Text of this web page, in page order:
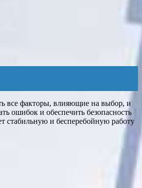
все факторы, влияющие на выбор, и
ошибок и обеспечить безопасность
стабильную и бесперебойную работу